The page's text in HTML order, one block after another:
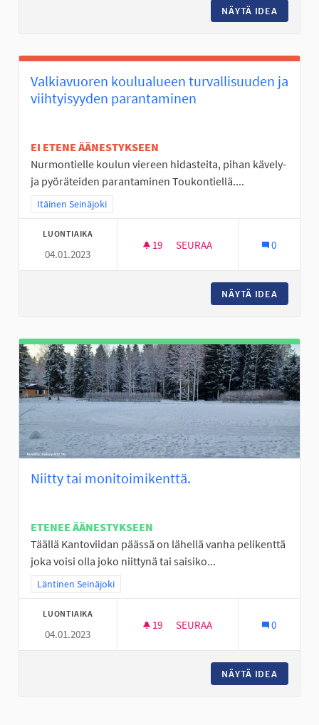
NÄYTÄ IDEA
Valkiavuoren koulualueen turvallisuuden ja
viihtyisyyden parantaminen
EI ETENE ÄÄNESTYKSEEN
Nurmontielle koulun viereen hidasteita, pihan kävely-
ja pyöräteiden parantaminen Toukontiellä....
Rajaa tulokset teeman mukaan: Itäinen Seinäjoki
Itäinen Seinäjoki
LUONTIAIKA
04.01.2023
19 19 SEURAAJAA
SEURAA 0
NÄYTÄ IDEA
Niitty tai monitoimikenttä.
ETENEE ÄÄNESTYKSEEN
Täällä Kantoviidan päässä on lähellä vanha pelikenttä
joka voisi olla joko niittynä tai saisiko...
Rajaa tulokset teeman mukaan: Läntinen Seinäjoki
Läntinen Seinäjoki
LUONTIAIKA
04.01.2023
19 19 SEURAAJAA
SEURAA 0
NÄYTÄ IDEA